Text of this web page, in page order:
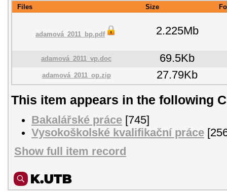
Files Size
adamová_2011_bp.pdf 2.225Mb
adamová_2011_vp.doc 69.5Kb
adamová_2011_op.zip 27.79Kb
This item appears in the following
Bakalářské práce [745]
Vysokoškolské kvalifikační práce
Show full item record